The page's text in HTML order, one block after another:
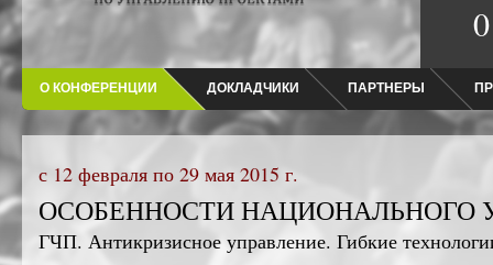
0
О КОНФЕРЕНЦИИ ДОКЛАДЧИКИ ПАРТНЕРЫ
с 12 февраля по 29 мая 2015 г.
ОСОБЕННОСТИ НАЦИОНАЛЬНОГО
ГЧП. Антикризисное управление. Гибкие